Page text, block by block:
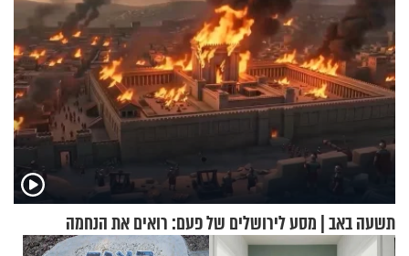
תשעה באב | מסע לירושלים של פעם: רואים את הנחמה